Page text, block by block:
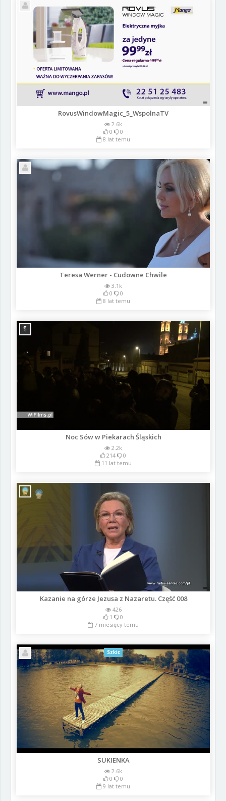
RovusWindowMagic_5_WspolnaTV
2.6k
0
0
8 lat temu
Teresa Werner - Cudowne Chwile
3.1k
0
0
8 lat temu
Noc Sów w Piekarach Śląskich
2.2k
214
0
11 lat temu
Kazanie na górze Jezusa z Nazaretu. Część 008
426
1
0
7 miesięcy temu
Szkic
SUKIENKA
2.6k
0
0
9 lat temu